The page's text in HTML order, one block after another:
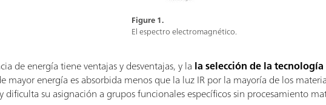
Figure 1.
El espectro electromagnético.
de energía tiene ventajas y desventajas, y la la selección de la
mayor energía es absorbida menos que la luz IR por la mayoría de los
dificulta su asignación a grupos funcionales específicos sin procesamiento